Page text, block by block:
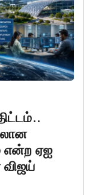
என்ற ஏஐ